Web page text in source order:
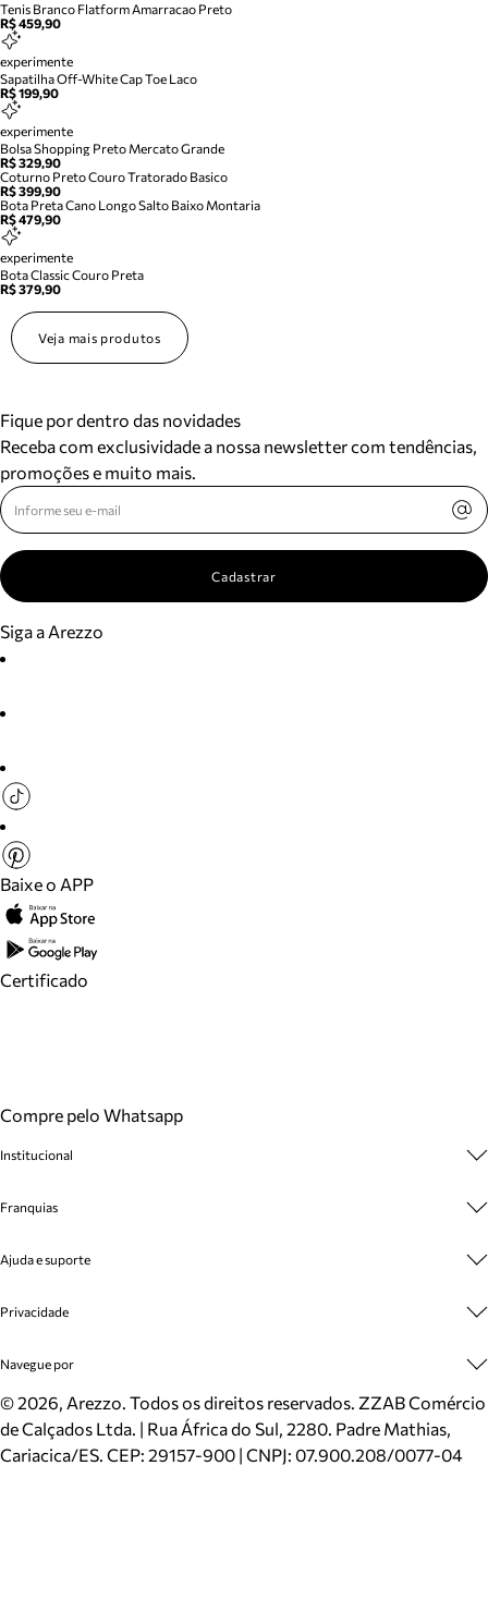
Tenis Branco Flatform Amarracao Preto
R$ 459,90
experimente
Sapatilha Off-White Cap Toe Laco
R$ 199,90
experimente
Bolsa Shopping Preto Mercato Grande
R$ 329,90
Coturno Preto Couro Tratorado Basico
R$ 399,90
Bota Preta Cano Longo Salto Baixo Montaria
R$ 479,90
experimente
Bota Classic Couro Preta
R$ 379,90
Veja mais produtos
Fique por dentro das novidades
Receba com exclusividade a nossa newsletter com tendências,
promoções e muito mais.
Cadastrar
Siga a Arezzo
Baixe o APP
Certificado
Compre pelo Whatsapp
Institucional
Cashback
Venda Corporativa
Mapa do Site
Inverno
Mundo Arezzo
Franquias
Plano de Negócio
Ajuda e suporte
Cadastro
Meus Pedidos
Trocas e Devoluções
Cartão Presente
Localizador de lojas
Privacidade
Politica e Privacidade
Navegue por
Sapatos
Bolsas
Scarpins
©2026, Arezzo. Todos os direitos reservados. ZZAB Comércio
de Calçados Ltda. | Rua África do Sul, 2280. Padre Mathias,
Cariacica/ES. CEP: 29157-900 | CNPJ: 07.900.208/0077-04